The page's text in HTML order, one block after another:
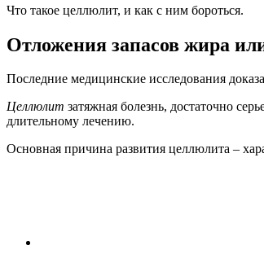
Что такое целлюлит, и как с ним бороться.
Отложения запасов жира
Последние медицинские исследования
Целлюлит затяжная болезнь, достаточно
длительному лечению.
Основная причина развития целлюлита –